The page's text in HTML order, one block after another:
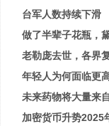
台军人数持续下滑
做了半辈子花瓶，
老勒庞去世，各界
年轻人为何面临更
未来药物将大量来
加密货币升势2025